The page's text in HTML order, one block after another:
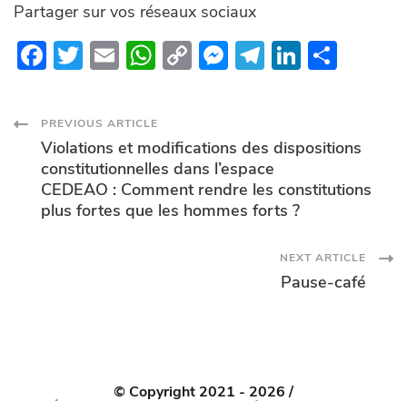
Partager sur vos réseaux sociaux
F
e
b
o
o
k
T
itt
er
E
ail
W
at
s
A
p
p
C
y
Li
n
k
M
n
g
er
T
gr
a
m
Li
e
n
g
Post
Navigation
PREVIOUS ARTICLE
Violations et modifications des dispositions
constitutionnelles dans l’espace
CEDEAO : Comment rendre les constitutions
plus fortes que les hommes forts ?
NEXT ARTICLE
Pause-café
© Copyright 2021 - 2026 /